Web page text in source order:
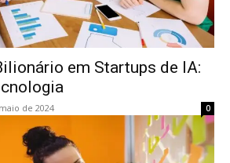
em Startups de IA:
de 2024 0